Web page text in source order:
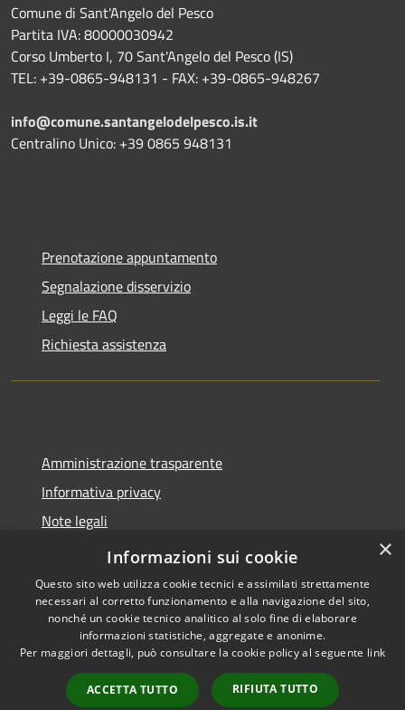
Comune di Sant'Angelo del Pesco
Partita IVA: 80000030942
Corso Umberto I, 70 Sant'Angelo del Pesco (IS)
TEL: +39-0865-948131 - FAX: +39-0865-948267
info@comune.santangelodelpesco.is.it
Centralino Unico: +39 0865 948131
Prenotazione appuntamento
Segnalazione disservizio
Leggi le FAQ
Richiesta assistenza
Amministrazione trasparente
Informativa privacy
Note legali
Dichiarazione di accessibilità
Accessibilità
Copyright © 2026 • Comune di
Sant'Angelo del Pesco •
Powered byMunicipium
×
Informazioni sui cookie
Questo sito web utilizza cookie tecnici e assimilati strettamente
necessari al corretto funzionamento e alla navigazione del sito,
nonché un cookie tecnico analitico al solo fine di elaborare
informazioni statistiche, aggregate e anonime.
Per maggiori dettagli, può consultare la cookie policy al seguente link
ACCETTA TUTTO RIFIUTA TUTTO